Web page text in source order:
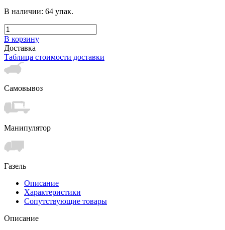
В наличии: 64 упак.
В корзину
Доставка
Таблица стоимости доставки
Самовывоз
Манипулятор
Газель
Описание
Характеристики
Сопутствующие товары
Описание